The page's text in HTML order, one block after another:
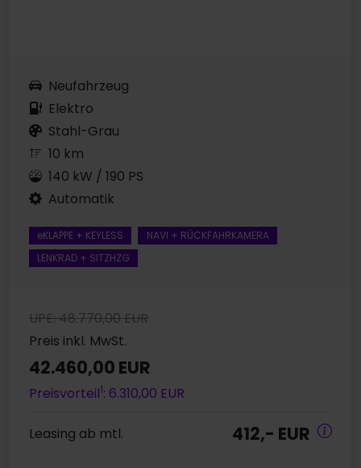
Neufahrzeug
Elektro
Stahl-Grau
10 km
140 kW / 190 PS
Automatik
eKLAPPE + KEYLESS
NAVI + RÜCKFAHRKAMERA
LENKRAD + SITZHZG
UPE: 48.770,00 EUR
Preis inkl. MwSt.
42.460,00 EUR
Preisvorteil1: 6.310,00 EUR
Leasing ab mtl. 412,- EUR